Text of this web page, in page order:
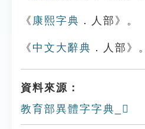
《 康熙字典 ．人部》。
《 中文大辭典 ．人部》。
資料來源：
教育部異體字字典_𠍳